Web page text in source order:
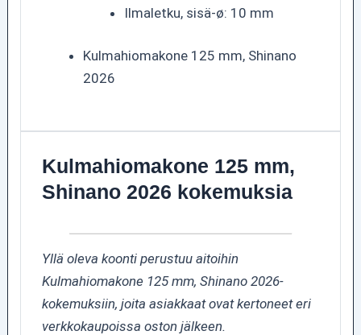
Ilmaletku, sisä-ø: 10 mm
Kulmahiomakone 125 mm, Shinano
2026
Kulmahiomakone 125 mm,
Shinano 2026 kokemuksia
Yllä oleva koonti perustuu aitoihin
Kulmahiomakone 125 mm, Shinano 2026-
kokemuksiin, joita asiakkaat ovat kertoneet eri
verkkokaupoissa oston jälkeen.